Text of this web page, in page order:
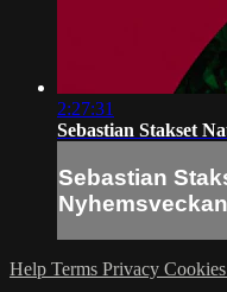
2:27:31
Sebastian Stakset
Sebastian
Help Terms Privacy Cookies